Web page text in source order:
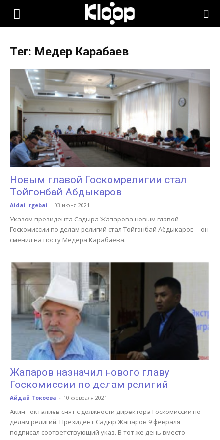
KLOOP.KG
Новости
Кыргызстана
Тег: Медер Карабаев
Новым главой Госкомрелигии стал
Тойгонбай Абдыкаров
Aidai Irgebai - 03 июня 2021
Указом президента Садыра Жапарова новым главой
Госкомиссии по делам религий стал Тойгонбай Абдыкаров -- он
сменил на посту Медера Карабаева.
Жапаров назначил нового главу
Госкомиссии по делам религий
Айдай Токоева - 10 февраля 2021
Акин Токталиев снят с должности директора Госкомиссии по
делам религий. Президент Садыр Жапаров 9 февраля
подписал соответствующий указ. В тот же день вместо